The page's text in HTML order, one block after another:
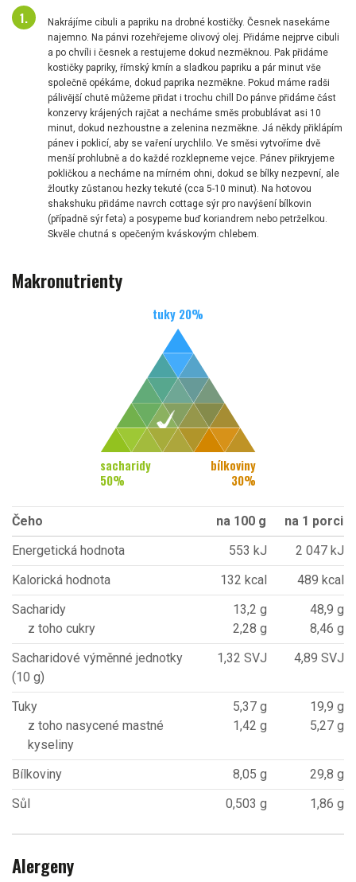
Nakrájíme cibuli a papriku na drobné kostičky. Česnek nasekáme
najemno. Na pánvi rozehřejeme olivový olej. Přidáme nejprve cibuli
a po chvíli i česnek a restujeme dokud nezměknou. Pak přidáme
kostičky papriky, římský kmín a sladkou papriku a pár minut vše
společně opékáme, dokud paprika nezměkne. Pokud máme radši
pálivější chutě můžeme přidat i trochu chill Do pánve přidáme část
konzervy krájených rajčat a necháme směs probublávat asi 10
minut, dokud nezhoustne a zelenina nezměkne. Já někdy přiklápím
pánev i poklicí, aby se vaření urychlilo. Ve směsi vytvoříme dvě
menší prohlubně a do každé rozklepneme vejce. Pánev přikryjeme
pokličkou a necháme na mírném ohni, dokud se bílky nezpevní, ale
žloutky zůstanou hezky tekuté (cca 5-10 minut). Na hotovou
shakshuku přidáme navrch cottage sýr pro navýšení bílkovin
(případně sýr feta) a posypeme buď koriandrem nebo petrželkou.
Skvěle chutná s opečeným kváskovým chlebem.
Makronutrienty
tuky 20%
sacharidy
50%
bílkoviny
30%
Čeho na 100 g
na 1 porci
Energetická hodnota
553 kJ
2 047 kJ
Kalorická hodnota
132 kcal
489 kcal
Sacharidy
z toho cukry
13,2 g
2,28 g
48,9 g
8,46 g
Sacharidové výměnné jednotky
(10 g)
1,32 SVJ 4,89 SVJ
Tuky
z toho nasycené mastné
kyseliny
5,37 g
1,42 g
19,9 g
5,27 g
Bílkoviny 8,05 g
29,8 g
Sůl
0,503 g 1,86 g
Alergeny